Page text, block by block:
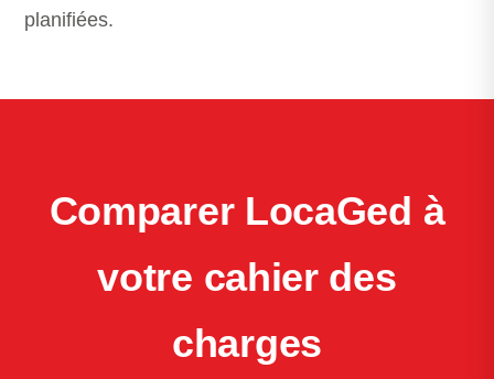
planifiées.
Comparer LocaGed à
votre cahier des
charges